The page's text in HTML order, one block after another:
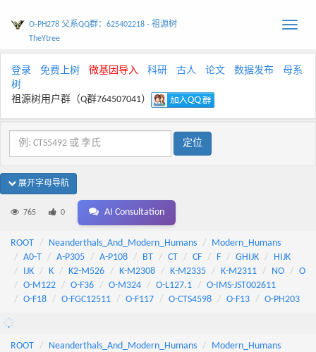
Toggle
O-PH278 父系QQ群：625402218 - 祖源树
TheYtree
登录 免费上树 微基因导入 科研 古人 论文 数据发布
母系
树
祖源树用户群（Q群764507041）
展开字母导航
765 0 AI Consultation
ROOT Neanderthals_And_Modern_Humans
Modern_Humans
A0-T
A-P305 A-P108 BT CT CF F GHIJK
HIJK
IJK
K K2-M526 K-M2308 K-M2335 K-M2311 NO
O
O-M122
O-F36 O-M324 O-L127.1
O-IMS-JST002611
O-F18
O-FGC12511 O-F117 O-CTS4598 O-F13 O-PH203
ROOT Neanderthals_And_Modern_Humans
Modern_Humans